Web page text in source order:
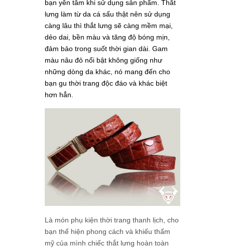
bạn yên tâm khi sử dụng sản phẩm. Thắt
lưng làm từ da cá sấu thật nên sử dụng
càng lâu thì thắt lưng sẽ càng mềm mại,
dẻo dai, bền màu và tăng độ bóng mịn,
đảm bảo trong suốt thời gian dài. Gam
màu nâu đỏ nổi bật không giống như
những dòng da khác, nó mang đến cho
bạn gu thời trang độc đáo và khác biệt
hơn hẳn.
Là món phụ kiện thời trang thanh lịch, cho
bạn thể hiện phong cách và khiếu thẩm
mỹ của mình chiếc thắt lưng hoàn toàn